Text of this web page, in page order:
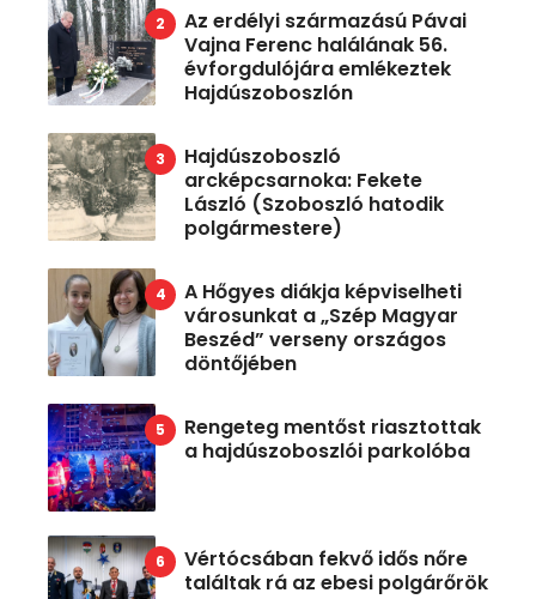
Az erdélyi származású Pávai
Vajna Ferenc halálának 56.
évforgdulójára emlékeztek
Hajdúszoboszlón
Hajdúszoboszló
arcképcsarnoka: Fekete
László (Szoboszló hatodik
polgármestere)
A Hőgyes diákja képviselheti
városunkat a „Szép Magyar
Beszéd” verseny országos
döntőjében
Rengeteg mentőst riasztottak
a hajdúszoboszlói parkolóba
Vértócsában fekvő idős nőre
találtak rá az ebesi polgárőrök